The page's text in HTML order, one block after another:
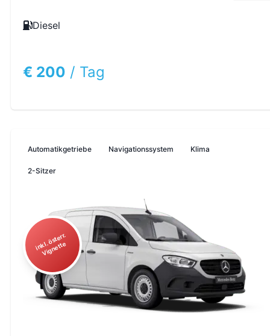
Diesel
€ 200 / Tag
Automatikgetriebe Navigationssystem Klima
2-Sitzer
i
n
kl.
ö
st
err.
Vi
g
n
ett
e